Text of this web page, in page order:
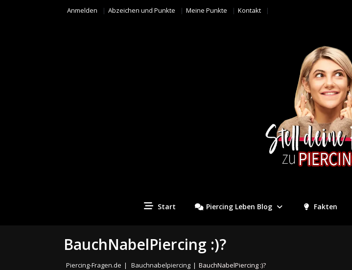
Anmelden Abzeichen und Punkte Meine Punkte Kontakt
Start Piercing Leben Blog Fakten
BauchNabelPiercing :)?
Piercing-Fragen.de | Bauchnabelpiercing | BauchNabelPiercing :)?